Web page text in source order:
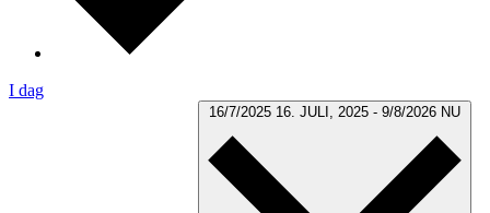
I dag
16/7/2025 16. JULI, 2025 - 9/8/2026 NU